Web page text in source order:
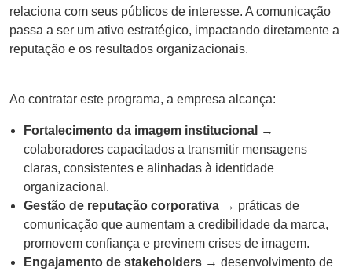
relaciona com seus públicos de interesse. A comunicação
passa a ser um ativo estratégico, impactando diretamente a
reputação e os resultados organizacionais.
Ao contratar este programa, a empresa alcança:
Fortalecimento da imagem institucional
→
colaboradores capacitados a transmitir mensagens
claras, consistentes e alinhadas à identidade
organizacional.
Gestão de reputação corporativa → práticas de
comunicação que aumentam a credibilidade da marca,
promovem confiança e previnem crises de imagem.
Engajamento de stakeholders → desenvolvimento de